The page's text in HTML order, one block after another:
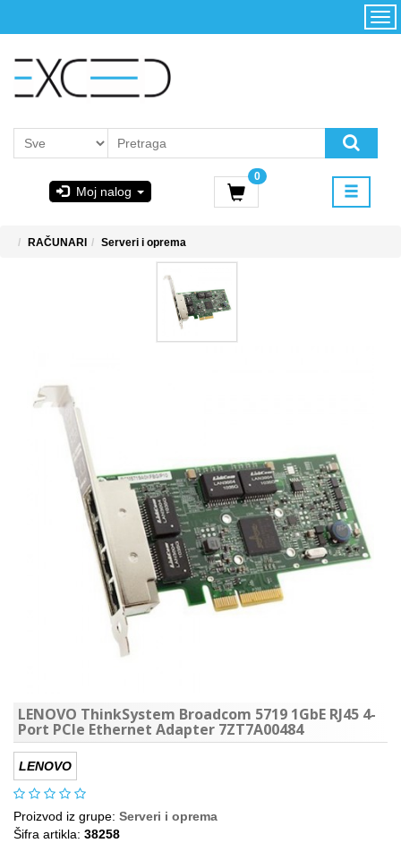
Moj nalog
0
Početna
korišćenja i
RAČUNARI Serveri i oprema
LENOVO ThinkSystem Broadcom 5719 1GbE RJ45 4-
Port PCIe Ethernet Adapter 7ZT7A00484
LENOVO
Proizvod iz grupe: Serveri i oprema
Šifra artikla: 38258